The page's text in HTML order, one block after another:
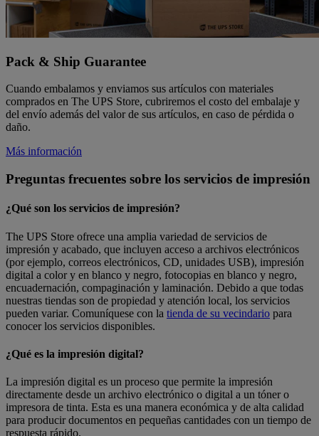
Pack & Ship Guarantee
Cuando embalamos y enviamos sus artículos con materiales
comprados en The UPS Store, cubriremos el costo del embalaje y
del envío además del valor de sus artículos, en caso de pérdida o
daño.
Más información
Preguntas frecuentes sobre los servicios de impresión
¿Qué son los servicios de impresión?
The UPS Store ofrece una amplia variedad de servicios de
impresión y acabado, que incluyen acceso a archivos electrónicos
(por ejemplo, correos electrónicos, CD, unidades USB), impresión
digital a color y en blanco y negro, fotocopias en blanco y negro,
encuadernación, compaginación y laminación. Debido a que todas
nuestras tiendas son de propiedad y atención local, los servicios
pueden variar. Comuníquese con la tienda de su vecindario para
conocer los servicios disponibles.
¿Qué es la impresión digital?
La impresión digital es un proceso que permite la impresión
directamente desde un archivo electrónico o digital a un tóner o
impresora de tinta. Esta es una manera económica y de alta calidad
para producir documentos en pequeñas cantidades con un tiempo de
respuesta rápido.